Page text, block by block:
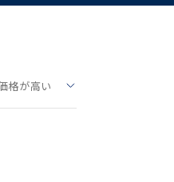
格が高い